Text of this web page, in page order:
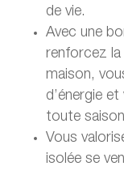
de vie.
Avec une
renforcez
maison,
d’énergie
toute
Vous
isolée se